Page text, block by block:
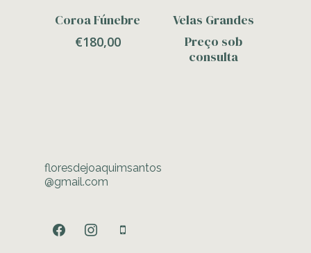
Adicionar
Coroa Fúnebre
€180,00
Velas Grandes
Preço sob
consulta
floresdejoaquimsantos
@gmail.com
facebookinstagrammobile